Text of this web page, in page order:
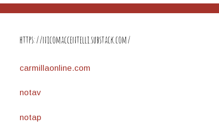
https://nicomaccentelli.substack.com/
carmillaonline.com
notav
notap